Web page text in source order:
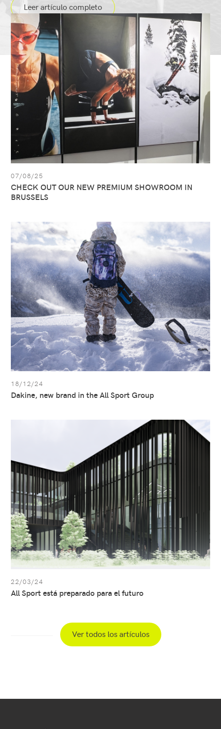
Leer artículo completo
articles.list
Ver
artículo:
CHECK
OUT
OUR
NEW
PREMIUM
SHOWROOM
IN
BRUSSELS
07/08/25
CHECK OUT OUR NEW PREMIUM SHOWROOM IN
BRUSSELS
Ver
artículo:
Dakine,
new
brand
in
the
All
Sport
Group
18/12/24
Dakine, new brand in the All Sport Group
preparado
para
el
futuro
22/03/24
All Sport está preparado para el futuro
Ver todos los artículos
Menú